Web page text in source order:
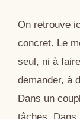
On retrouve
concret. Le
seul, ni à
demander, à
Dans un
tâches. Dans